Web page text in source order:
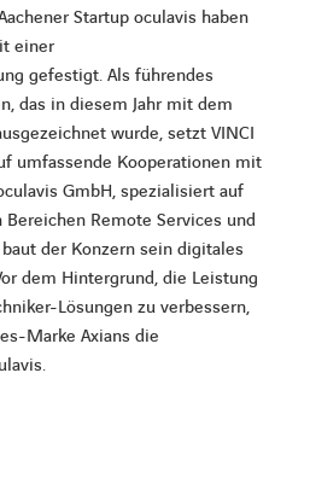
Startup oculavis haben
einer
gefestigt. Als führendes
das in diesem Jahr mit dem
wurde, setzt VINCI
umfassende Kooperationen mit
GmbH, spezialisiert auf
Remote Services und
der Konzern sein digitales
dem Hintergrund, die Leistung
Lösungen zu verbessern,
Marke Axians die